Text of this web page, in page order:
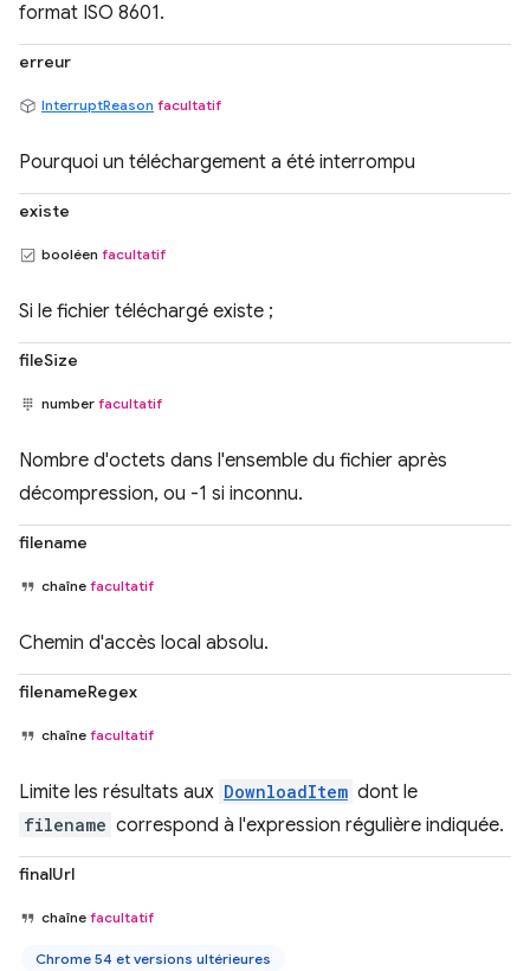
format ISO 8601.
erreur
InterruptReason facultatif
Pourquoi un téléchargement a été interrompu
existe
booléen facultatif
Si le fichier téléchargé existe ;
fileSize
number facultatif
Nombre d'octets dans l'ensemble du fichier après
décompression, ou -1 si inconnu.
filename
chaîne facultatif
Chemin d'accès local absolu.
filenameRegex
chaîne facultatif
Limite les résultats aux DownloadItem dont le
filename correspond à l'expression régulière indiquée.
finalUrl
chaîne facultatif
Chrome 54 et versions ultérieures